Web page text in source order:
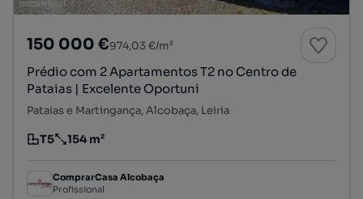
150 000 €974,03 €/m²
Prédio com 2 Apartamentos T2 no Centro de
Pataias | Excelente Oportuni
Pataias e Martingança, Alcobaça, Leiria
Tipologia
T5
Preço por metro quadrado
154 m²
ComprarCasa Alcobaça
Profissional